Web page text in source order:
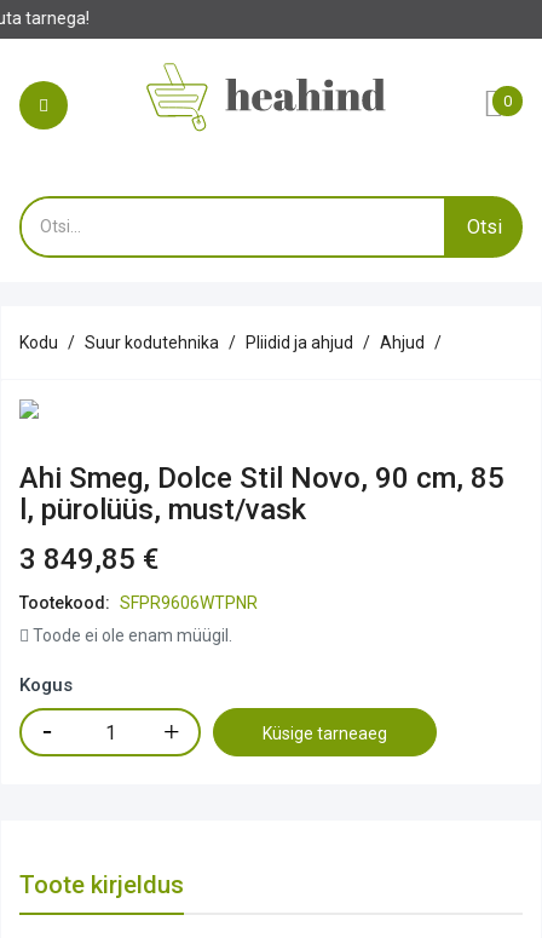
0
Otsi
Kodu Suur kodutehnika Pliidid ja ahjud Ahjud
Ahi Smeg, Dolce Stil Novo, 90 cm, 85
l, pürolüüs, must/vask
3 849,85 €
Tootekood: SFPR9606WTPNR
Toode ei ole enam müügil.
Kogus
Küsige tarneaeg
Toote kirjeldus